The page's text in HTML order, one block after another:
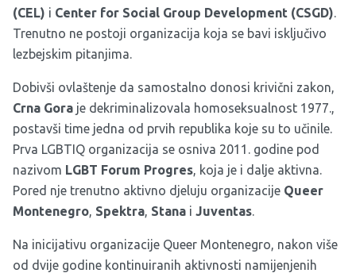
(CEL) i Center for Social Group Development (CSGD).
Trenutno ne postoji organizacija koja se bavi isključivo
lezbejskim pitanjima.
Dobivši ovlaštenje da samostalno donosi krivični zakon,
Crna Gora je dekriminalizovala homoseksualnost 1977.,
postavši time jedna od prvih republika koje su to učinile.
Prva LGBTIQ organizacija se osniva 2011. godine pod
nazivom LGBT Forum Progres, koja je i dalje aktivna.
Pored nje trenutno aktivno djeluju organizacije Queer
Montenegro, Spektra, Stana i Juventas.
Na inicijativu organizacije Queer Montenegro, nakon više
od dvije godine kontinuiranih aktivnosti namijenjenih